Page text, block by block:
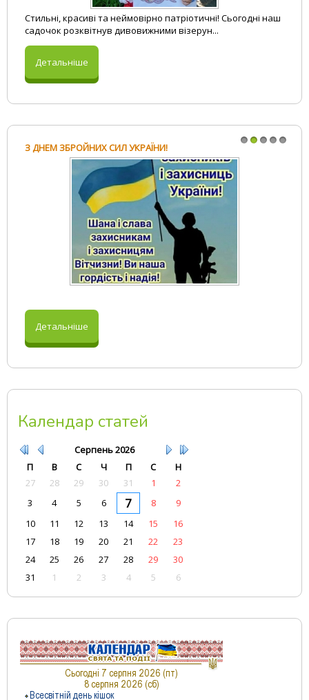
Стильні, красиві та неймовірно патріотичні! Сьогодні наш
садочок розквітнув дивовижними візерун...
Детальніше
З ДНЕМ ЗБРОЙНИХ СИЛ УКРАЇНИ!
Детальніше
Календар статей
Серпень2026
П
В С Ч П С
Н
27
28 29 30 31 1
2
3
4 5 6 7 8
9
10
11 12 13 14 15
16
17
18 19 20 21 22
23
24
25 26 27 28 29
30
31
1 2 3 4 5 6